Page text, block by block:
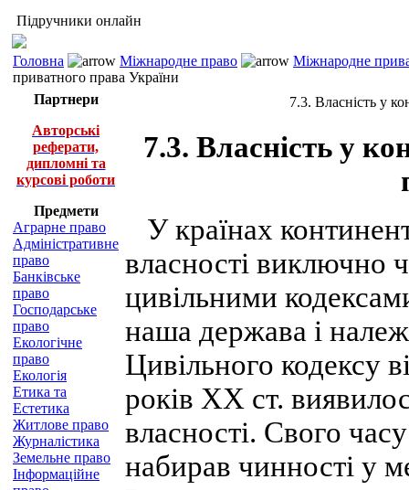
Підручники онлайн
Головна Міжнародне право
Міжнародне
приватного права України
Партнери
Авторські
реферати,
дипломні та
курсові роботи
Предмети
Аграрне право
Адміністративне
право
Банківське
право
Господарське
право
Екологічне
право
Екологія
Етика та
Естетика
Житлове право
Журналістика
Земельне право
Інформаційне
7.3. Власність у
7.3. Власність у
У країнах
власності виключно
цивільними
наша держава і
Цивільного кодексу
років ХХ ст.
власності. Свого
набирав чинності у